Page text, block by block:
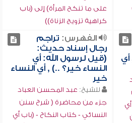
على ما تنكح المرأة) إلى (باب
كراهية تزويج الزناة))
أي
الفهرس: تراجم
رجال إسناد حديث:
(قيل لرسول الله: أي
النساء خير؟ ..) , أي النساء
خير
للشيخ: عبد المحسن العباد
جزء من محاضرة ( شرح سنن
النسائي - كتاب النكاح - (باب أي